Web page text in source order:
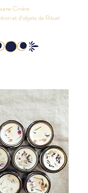
Cirière
et d'objets de Rituel